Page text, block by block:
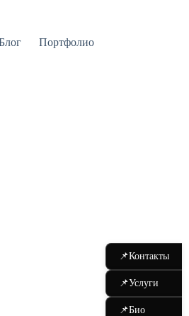
Портфолио
📌Контакты
📌Услуги
📌Био